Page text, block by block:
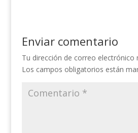
Enviar comentario
Tu dirección de correo electrónico
Los campos obligatorios están